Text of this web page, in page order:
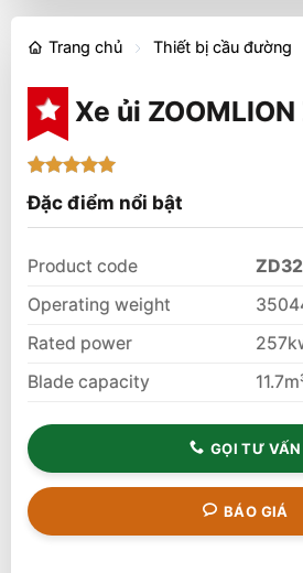
Trang chủ Thiết bị cầu đường
Xe ủi
dựa trên
đánh giá
Đặc điểm nổi bật
Product code
Operating weight
Rated power
Blade capacity
GỌI TƯ VẤN
BÁO GIÁ